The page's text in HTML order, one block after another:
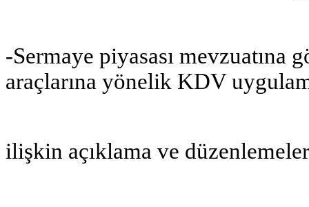
-Sermaye piyasası mevzuatına
araçlarına yönelik KDV
ilişkin açıklama ve